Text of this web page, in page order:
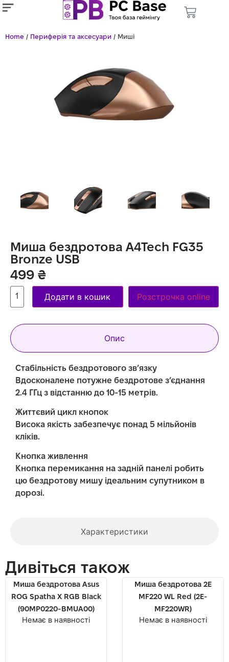
Home / Периферія та аксесуари / Миші
Миша бездротова A4Tech FG35
Bronze USB
499 ₴
Додати в кошик Розстрочка online
Опис
Характеристики
Стабільність бездротового зв’язку
Вдосконалене потужне бездротове з’єднання
2.4 ГГц з відстанню до 10-15 метрів.
Життєвий цикл кнопок
Висока якість забезпечує понад 5 мільйонів
кліків.
Кнопка живлення
Кнопка перемикання на задній панелі робить
цю бездротову мишу ідеальним супутником в
дорозі.
Дивіться також
Миша бездротова Asus
ROG Spatha X RGB Black
(90MP0220-BMUA00)
Немає в наявності
Миша бездротова 2E
MF220 WL Red (2E-
MF220WR)
Немає в наявності